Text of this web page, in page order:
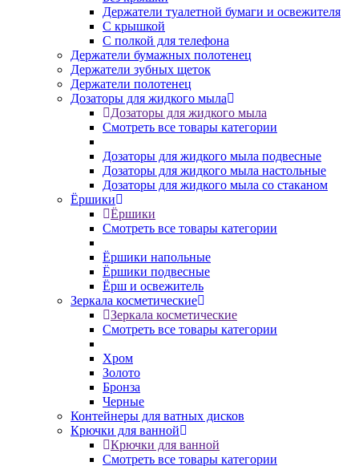
Держатели туалетной бумаги и освежителя
С крышкой
С полкой для телефона
Держатели бумажных полотенец
Держатели зубных щеток
Держатели полотенец
Дозаторы для жидкого мыла
Дозаторы для жидкого мыла
Смотреть все товары категории
Дозаторы для жидкого мыла подвесные
Дозаторы для жидкого мыла настольные
Дозаторы для жидкого мыла со стаканом
Ёршики
Ёршики
Смотреть все товары категории
Ёршики напольные
Ёршики подвесные
Ёрш и освежитель
Зеркала косметические
Зеркала косметические
Смотреть все товары категории
Хром
Золото
Бронза
Черные
Контейнеры для ватных дисков
Крючки для ванной
Крючки для ванной
Смотреть все товары категории